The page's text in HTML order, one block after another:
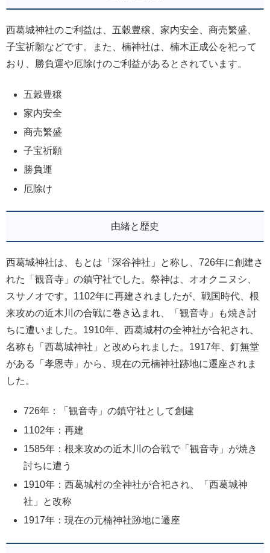
西葛城神社のご利益は、五穀豊穣、家内安全、商売繁盛、
子宝祈願などです。また、楠神社は、楠木正成公を祀って
おり、勝負運や厄除けのご利益があるとされています。
五穀豊穣
家内安全
商売繁盛
子宝祈願
勝負運
厄除け
由緒と歴史
西葛城神社は、もとは「深谷神社」と称し、726年に創建さ
れた「観音寺」の鎮守社でした。祭神は、オオクニヌシ、
スサノオです。1102年に再建されましたが、戦国時代、根
来攻めの近木川の合戦に巻き込まれ、「観音寺」も焼き討
ちに遭いました。1910年、西葛城村の全神社が合祀され、
名称も「西葛城神社」と改められました。1917年、釘無堂
がある「孝恩寺」から、現在の元楠神社跡地に遷座されま
した。
726年：「観音寺」の鎮守社として創建
1102年：再建
1585年：根来攻めの近木川の合戦で「観音寺」が焼き
討ちに遭う
1910年：西葛城村の全神社が合祀され、「西葛城神
社」と改称
1917年：現在の元楠神社跡地に遷座